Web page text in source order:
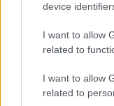
device
I want to allow
related to
I want to allow
related to
NECROLOGIE
Mario